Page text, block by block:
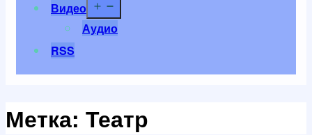
Видео
Аудио
RSS
Метка: Театр